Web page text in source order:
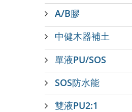
A/B膠
中健木器補土
單液PU/SOS
SOS防水能
雙液PU2:1